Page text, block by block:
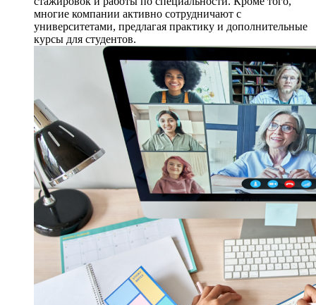
многие компании активно сотрудничают с
университетами, предлагая практику и дополнительные
курсы для студентов.